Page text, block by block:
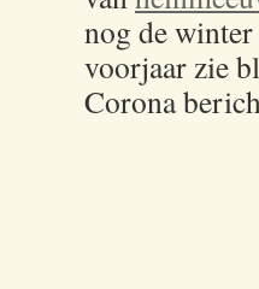
nog de
voorjaar zie
Corona